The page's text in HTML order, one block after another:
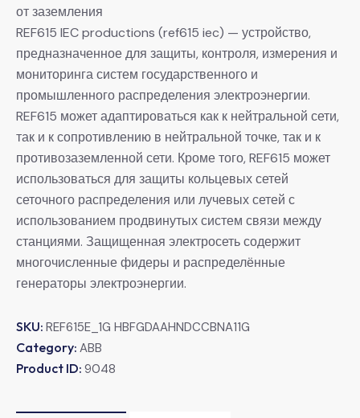
от заземления
REF615 IEC productions (ref615 iec) — устройство,
предназначенное для защиты, контроля, измерения и
мониторинга систем государственного и
промышленного распределения электроэнергии.
REF615 может адаптироваться как к нейтральной сети,
так и к сопротивлению в нейтральной точке, так и к
противозаземленной сети. Кроме того, REF615 может
использоваться для защиты кольцевых сетей
сеточного распределения или лучевых сетей с
использованием продвинутых систем связи между
станциями. Защищенная электросеть содержит
многочисленные фидеры и распределённые
генераторы электроэнергии.
SKU: REF615E_1G HBFGDAAHNDCCBNA11G
Category: ABB
Product ID: 9048